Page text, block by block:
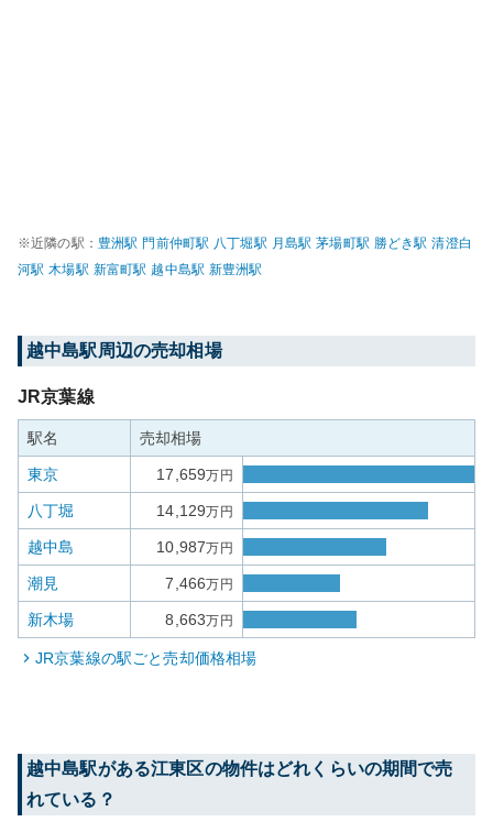
※近隣の駅： 豊洲駅 門前仲町駅 八丁堀駅 月島駅 茅場町駅 勝どき駅 清澄白
河駅 木場駅 新富町駅 越中島駅 新豊洲駅
越中島駅周辺の売却相場
JR京葉線
駅名 売却相場
東京 17,659万円
八丁堀 14,129万円
越中島 10,987万円
潮見 7,466万円
新木場 8,663万円
JR京葉線の駅ごと売却価格相場
越中島駅がある江東区の物件はどれくらいの期間で売
れている？